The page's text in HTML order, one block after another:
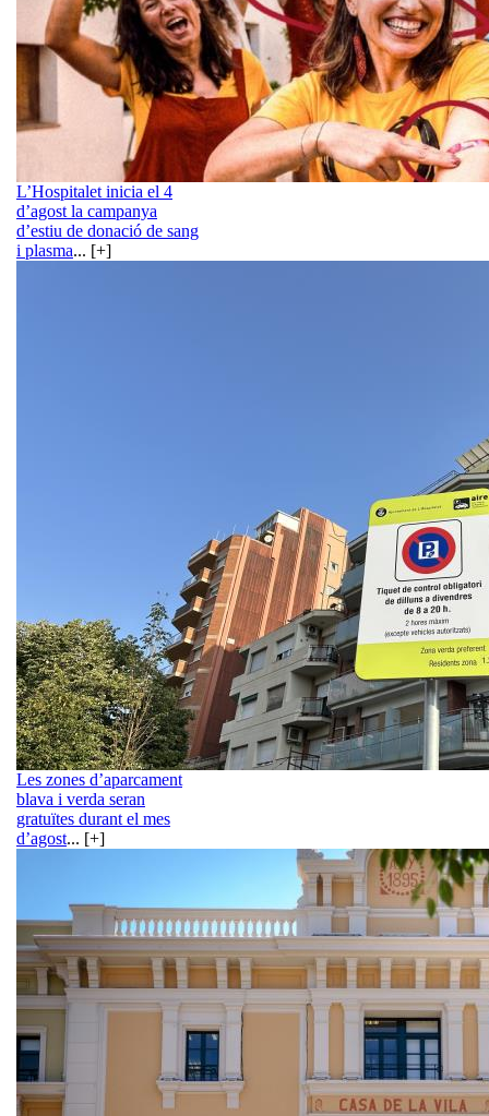
L’Hospitalet inicia el 4
d’agost la campanya
d’estiu de donació de sang
i plasma... [+]
Les zones d’aparcament
blava i verda seran
gratuïtes durant el mes
d’agost... [+]